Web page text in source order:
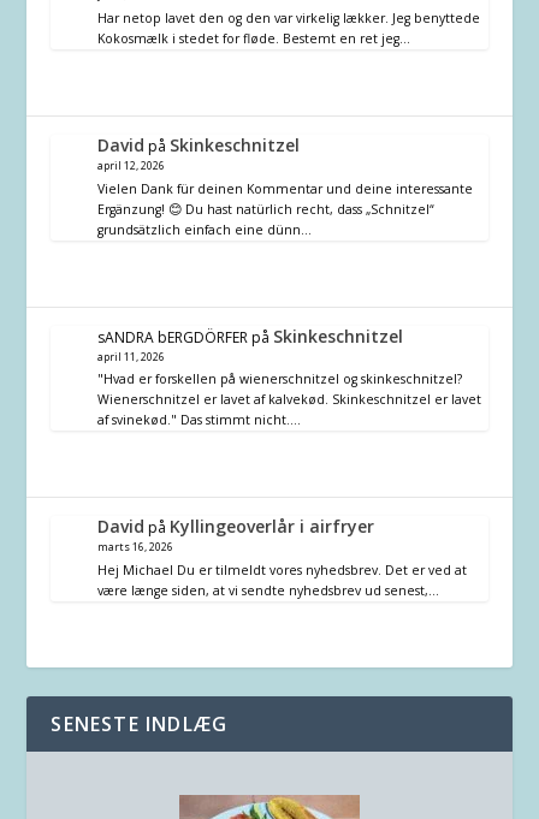
Har netop lavet den og den var virkelig lækker. Jeg benyttede
Kokosmælk i stedet for fløde. Bestemt en ret jeg…
David på Skinkeschnitzel
april 12, 2026
Vielen Dank für deinen Kommentar und deine interessante
Ergänzung! 😊 Du hast natürlich recht, dass „Schnitzel“
grundsätzlich einfach eine dünn…
sANDRA bERGDÖRFERpå Skinkeschnitzel
april 11, 2026
"Hvad er forskellen på wienerschnitzel og skinkeschnitzel?
Wienerschnitzel er lavet af kalvekød. Skinkeschnitzel er lavet
af svinekød." Das stimmt nicht.…
David på Kyllingeoverlår i airfryer
marts 16, 2026
Hej Michael Du er tilmeldt vores nyhedsbrev. Det er ved at
være længe siden, at vi sendte nyhedsbrev ud senest,…
SENESTE INDLÆG